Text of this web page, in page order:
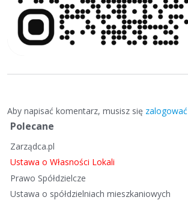
Aby napisać komentarz, musisz się zalogować
S
y
b
k
Polecane
Zarządca.pl
Ustawa o Własności Lokali
Prawo Spółdzielcze
Ustawa o spółdzielniach mieszkaniowych